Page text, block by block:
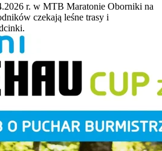
r. w MTB Maratonie Oborniki na
czekają leśne trasy i